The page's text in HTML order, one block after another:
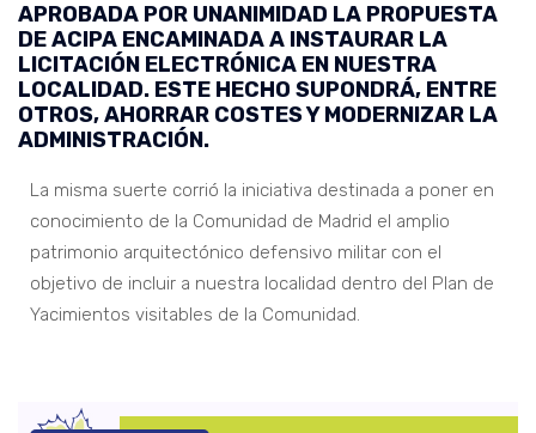
APROBADA POR UNANIMIDAD LA PROPUESTA
DE ACIPA ENCAMINADA A INSTAURAR LA
LICITACIÓN ELECTRÓNICA EN NUESTRA
LOCALIDAD. ESTE HECHO SUPONDRÁ, ENTRE
OTROS, AHORRAR COSTES Y MODERNIZAR LA
ADMINISTRACIÓN.
La misma suerte corrió la iniciativa destinada a poner en
conocimiento de la Comunidad de Madrid el amplio
patrimonio arquitectónico defensivo militar con el
objetivo de incluir a nuestra localidad dentro del Plan de
Yacimientos visitables de la Comunidad.